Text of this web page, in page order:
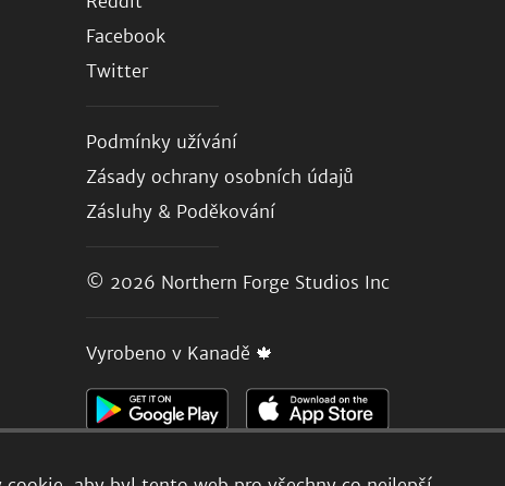
Facebook
Twitter
Podmínky užívání
Zásady ochrany osobních údajů
Zásluhy & Poděkování
© 2026 Northern Forge Studios Inc
Vyrobeno v Kanadě 🍁